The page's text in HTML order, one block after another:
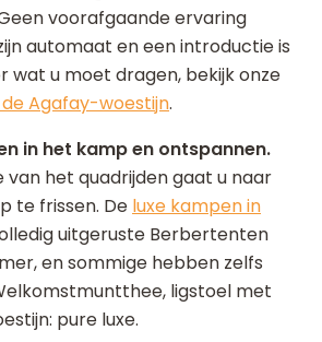
voorafgaande ervaring
automaat en een introductie is
wat u moet dragen, bekijk onze
Agafay-woestijn.
in het kamp en ontspannen.
van het quadrijden gaat u naar
te frissen. De luxe kampen in
uitgeruste Berbertenten
en sommige hebben zelfs
ligstoel met
pure luxe.